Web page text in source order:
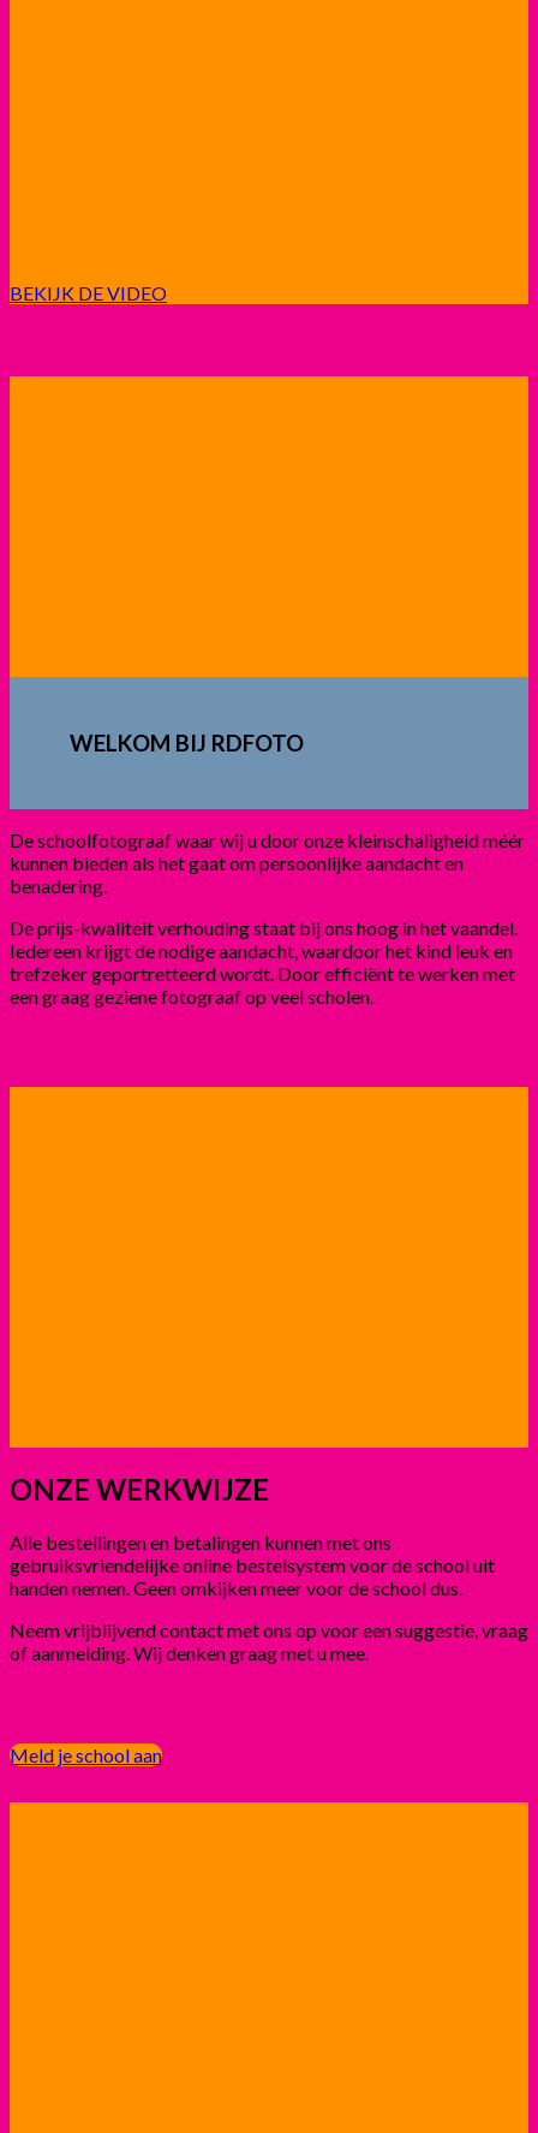
BEKIJK DE VIDEO
WELKOM BIJ RDFOTO
De schoolfotograaf waar wij u door onze kleinschaligheid méér
kunnen bieden als het gaat om persoonlijke aandacht en
benadering.
De prijs-kwaliteit verhouding staat bij ons hoog in het vaandel.
Iedereen krijgt de nodige aandacht, waardoor het kind leuk en
trefzeker geportretteerd wordt. Door efficiënt te werken met
een graag geziene fotograaf op veel scholen.
ONZE WERKWIJZE
Alle bestellingen en betalingen kunnen met ons
gebruiksvriendelijke online bestelsystem voor de school uit
handen nemen. Geen omkijken meer voor de school dus.
Neem vrijblijvend contact met ons op voor een suggestie, vraag
of aanmelding. Wij denken graag met u mee.
Meld je school aan